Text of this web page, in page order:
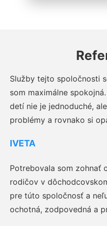
Služby tejto spoločnosti
som maximálne
detí nie je jednoduché,
problémy a rovnako si
IVETA
Potrebovala som zohnať
rodičov v
pre túto spoločnosť a
ochotná, zodpovedná a